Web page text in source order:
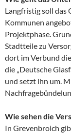
Langfristig soll das
Kommunen
Projektphase.
Stadtteile zu
dort im Verbund
die „Deutsche
und setzt ihn um.
Wie sehen die
In Grevenbroich